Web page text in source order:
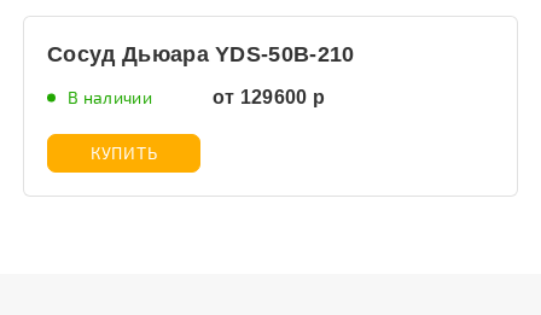
Сосуд Дьюара YDS-50B-210
В наличии от 129600 р
КУПИТЬ